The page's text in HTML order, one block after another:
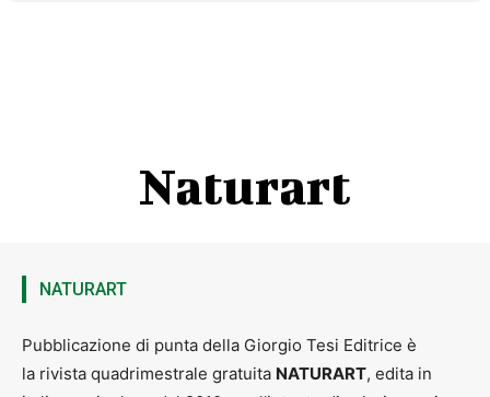
Naturart
NATURART
Pubblicazione di punta della Giorgio Tesi Editrice è
la rivista quadrimestrale gratuita NATURART, edita in